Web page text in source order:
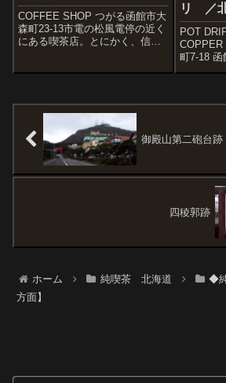
COFFEE SHOP つがる函館市大
森町23-13市電の松風電停の近く
にある喫茶店。とにかく、信号
ている軽食喫茶さん。ところ
リ ／
POT
町7-18 函
和喫茶、
目は夜だ
御殿山第二砲台跡
四稜郭跡
ホーム 純喫茶 北海道
◆
方面】